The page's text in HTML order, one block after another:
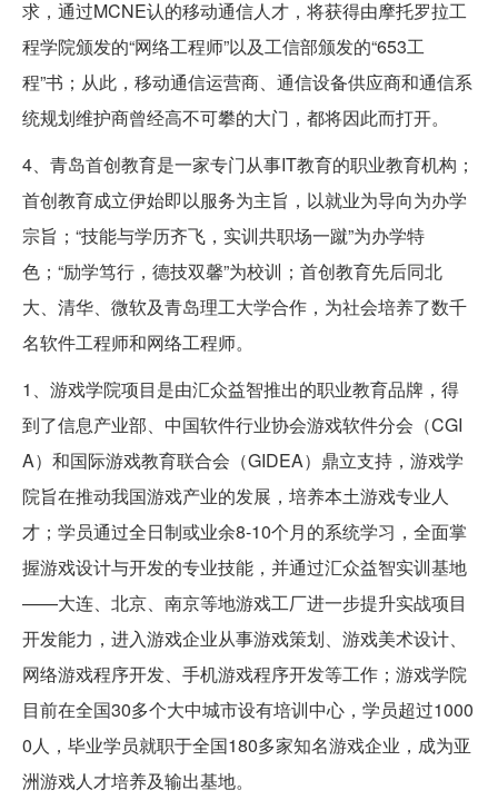
求，通过MCNE认的移动通信人才，将获得由摩托罗拉工
程学院颁发的“网络工程师”以及工信部颁发的“653工
程”书；从此，移动通信运营商、通信设备供应商和通信系
统规划维护商曾经高不可攀的大门，都将因此而打开。
4、青岛首创教育是一家专门从事IT教育的职业教育机构；
首创教育成立伊始即以服务为主旨，以就业为导向为办学
宗旨；“技能与学历齐飞，实训共职场一蹴”为办学特
色；“励学笃行，德技双馨”为校训；首创教育先后同北
大、清华、微软及青岛理工大学合作，为社会培养了数千
名软件工程师和网络工程师。
1、游戏学院项目是由汇众益智推出的职业教育品牌，得
到了信息产业部、中国软件行业协会游戏软件分会（CGI
A）和国际游戏教育联合会（GIDEA）鼎立支持，游戏学
院旨在推动我国游戏产业的发展，培养本土游戏专业人
才；学员通过全日制或业余8-10个月的系统学习，全面掌
握游戏设计与开发的专业技能，并通过汇众益智实训基地
——大连、北京、南京等地游戏工厂进一步提升实战项目
开发能力，进入游戏企业从事游戏策划、游戏美术设计、
网络游戏程序开发、手机游戏程序开发等工作；游戏学院
目前在全国30多个大中城市设有培训中心，学员超过1000
0人，毕业学员就职于全国180多家知名游戏企业，成为亚
洲游戏人才培养及输出基地。